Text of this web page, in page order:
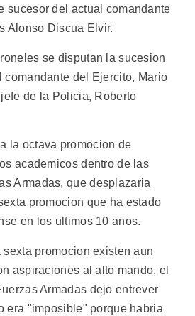
sucesor del actual comandante
Alonso Discua Elvir.
se disputan la sucesion
comandante del Ejercito, Mario
de la Policia, Roberto
la octava promocion de
academicos dentro de las
Armadas, que desplazaria
promocion que ha estado
en los ultimos 10 anos.
promocion existen aun
aspiraciones al alto mando, el
Armadas dejo entrever
era "imposible" porque habria